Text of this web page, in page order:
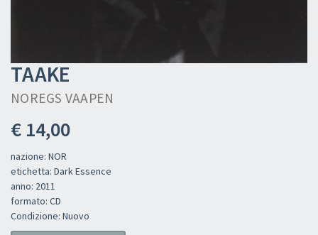
TAAKE
NOREGS VAAPEN
€ 14,00
nazione: NOR
etichetta: Dark Essence
anno: 2011
formato: CD
Condizione: Nuovo